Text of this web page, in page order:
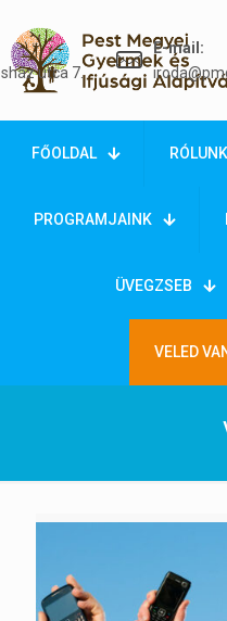
utca 7.
E-mail:
FŐOLDAL RÓLUNK
PROGRAMJAINK
ÜVEGZSEB
VELED